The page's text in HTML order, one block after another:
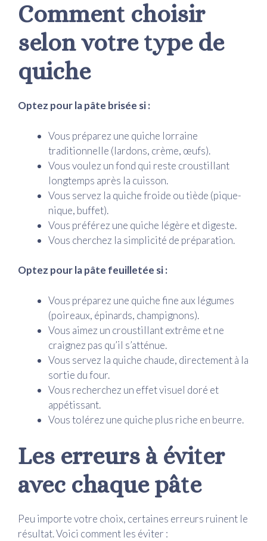
Comment choisir
selon votre type de
quiche
Optez pour la pâte brisée si :
Vous préparez une quiche lorraine
traditionnelle (lardons, crème, œufs).
Vous voulez un fond qui reste croustillant
longtemps après la cuisson.
Vous servez la quiche froide ou tiède (pique-
nique, buffet).
Vous préférez une quiche légère et digeste.
Vous cherchez la simplicité de préparation.
Optez pour la pâte feuilletée si :
Vous préparez une quiche fine aux légumes
(poireaux, épinards, champignons).
Vous aimez un croustillant extrême et ne
craignez pas qu’il s’atténue.
Vous servez la quiche chaude, directement à la
sortie du four.
Vous recherchez un effet visuel doré et
appétissant.
Vous tolérez une quiche plus riche en beurre.
Les erreurs à éviter
avec chaque pâte
Peu importe votre choix, certaines erreurs ruinent le
résultat. Voici comment les éviter :